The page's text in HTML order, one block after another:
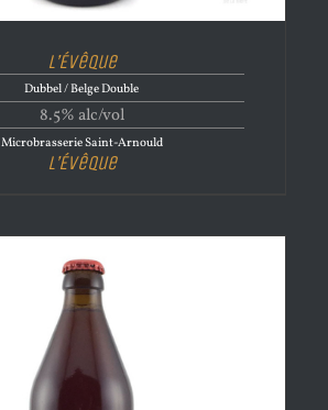
L’Évêque
Dubbel / Belge Double
8.5% alc/vol
Microbrasserie Saint-Arnould
L’Évêque